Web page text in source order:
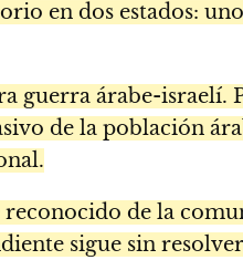
en dos estados:
guerra árabe-israelí.
de la población
de la
sigue sin